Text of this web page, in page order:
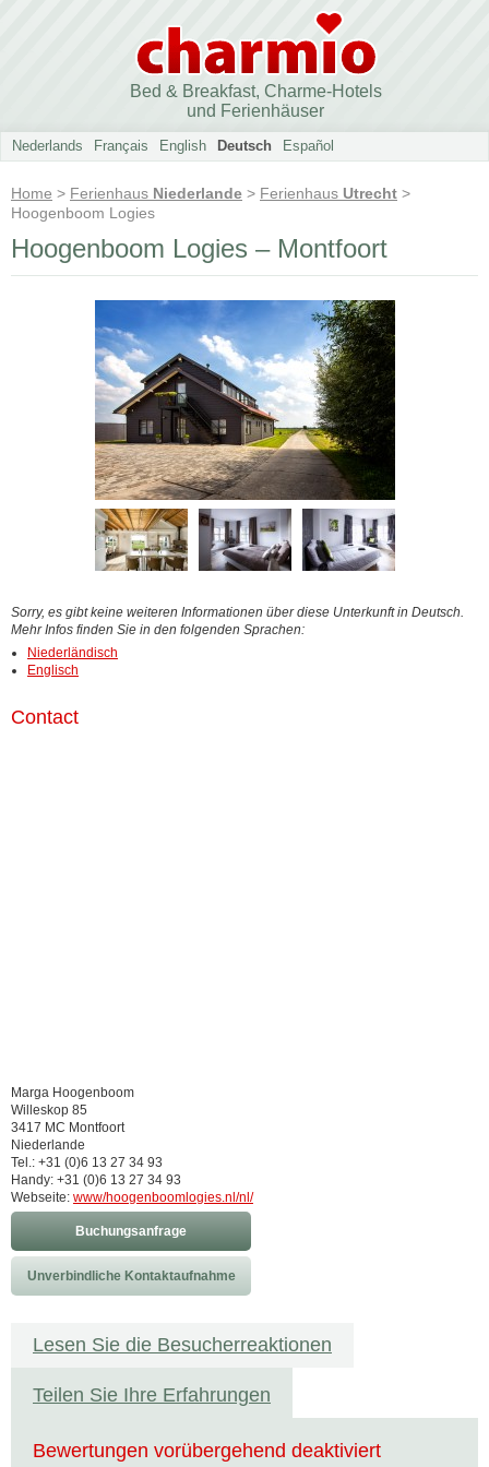
Bed & Breakfast, Charme-Hotels
und Ferienhäuser
Nederlands Français English Deutsch Español
Home > Ferienhaus Niederlande > Ferienhaus Utrecht >
Hoogenboom Logies
Hoogenboom Logies – Montfoort
Sorry, es gibt keine weiteren Informationen über diese Unterkunft in Deutsch.
Mehr Infos finden Sie in den folgenden Sprachen:
Niederländisch
Englisch
Contact
Marga Hoogenboom
Willeskop 85
3417 MC Montfoort
Niederlande
Tel.: +31 (0)6 13 27 34 93
Handy: +31 (0)6 13 27 34 93
Webseite: www/hoogenboomlogies.nl/nl/
Buchungsanfrage
Unverbindliche Kontaktaufnahme
Lesen Sie die Besucherreaktionen
Teilen Sie Ihre Erfahrungen
Bewertungen vorübergehend deaktiviert